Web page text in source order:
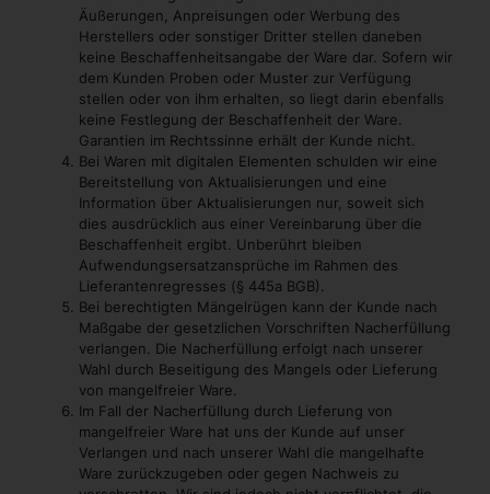
Äußerungen, Anpreisungen oder Werbung des
Herstellers oder sonstiger Dritter stellen daneben
keine Beschaffenheitsangabe der Ware dar. Sofern wir
dem Kunden Proben oder Muster zur Verfügung
stellen oder von ihm erhalten, so liegt darin ebenfalls
keine Festlegung der Beschaffenheit der Ware.
Garantien im Rechtssinne erhält der Kunde nicht.
Bei Waren mit digitalen Elementen schulden wir eine
Bereitstellung von Aktualisierungen und eine
Information über Aktualisierungen nur, soweit sich
dies ausdrücklich aus einer Vereinbarung über die
Beschaffenheit ergibt. Unberührt bleiben
Aufwendungsersatzansprüche im Rahmen des
Lieferantenregresses (§ 445a BGB).
Bei berechtigten Mängelrügen kann der Kunde nach
Maßgabe der gesetzlichen Vorschriften Nacherfüllung
verlangen. Die Nacherfüllung erfolgt nach unserer
Wahl durch Beseitigung des Mangels oder Lieferung
von mangelfreier Ware.
Im Fall der Nacherfüllung durch Lieferung von
mangelfreier Ware hat uns der Kunde auf unser
Verlangen und nach unserer Wahl die mangelhafte
Ware zurückzugeben oder gegen Nachweis zu